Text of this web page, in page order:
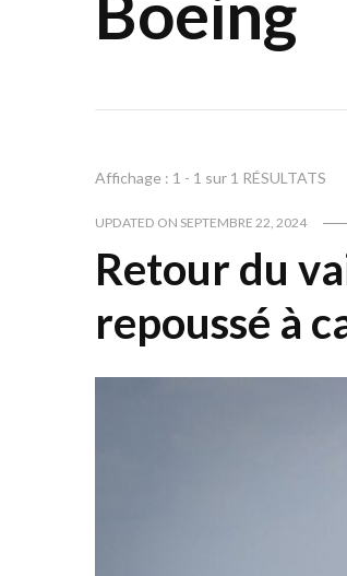
Affichage : 1 - 1 sur 1 RÉSULTATS
UPDATED ON SEPTEMBRE 22, 2024
Retour du
repoussé à